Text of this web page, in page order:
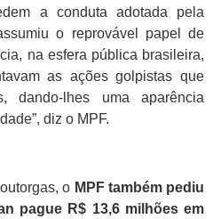
a conduta adotada pela
o reprovável papel de
na esfera pública brasileira,
as ações golpistas que
dando-lhes uma aparência
diz o MPF.
o MPF também pediu
pague R$ 13,6 milhões em